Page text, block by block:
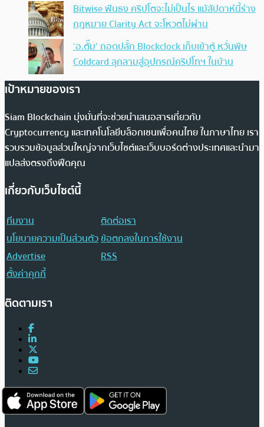
Bitwise ฟันธง คริปโตจะไม่เป็นไร แม้สัปดาห์นี้ร่าง
กฎหมาย Clarity Act จะโหวตไม่ผ่าน
‘อ.ตั๊ม’ ถอดปลั้ก Blockclock เก็บเข้าตู้ หวั่นพิษ
Coldcard ลุกลามสู่อุปกรณ์คริปโทฯ ในบ้าน
เป้าหมายของเรา
Siam Blockchain มุ่งมั่นที่จะช่วยนำเสนอสารเกี่ยวกับ
Cryptocurrency และเทคโนโลยีบล็อกเชนเพื่อคนไทย ในภาษาไทย เรา
รวบรวมข้อมูลส่วนใหญ่จากเว็บไซต์และเว็บบอร์ดต่างประเทศและนำมา
แปลส่งตรงถึงฟีดคุณ
เกี่ยวกับเว็บไซต์นี้
ทีมงาน
ติดต่อเรา
นโยบายความเป็นส่วนตัวข้อตกลงในการใช้งาน
Advertise
RSS
ตั้งค่าคุกกี้
ติดตามเรา